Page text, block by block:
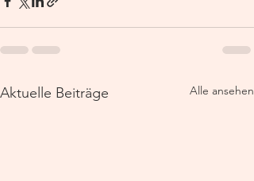
Aktuelle Beiträge Alle ansehen